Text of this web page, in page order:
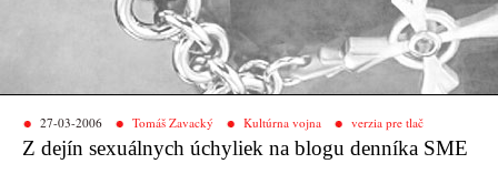
27-03-2006 Tomáš Zavacký Kultúrna vojna verzia pre tlač
Z dejín sexuálnych úchyliek na blogu denníka SME